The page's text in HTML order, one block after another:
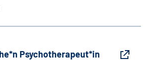
Psychotherapeut*in